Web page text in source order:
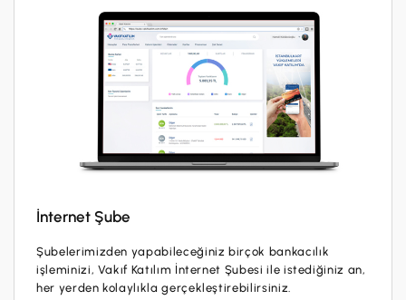
İnternet Şube
Şubelerimizden yapabileceğiniz birçok bankacılık
işleminizi, Vakıf Katılım İnternet Şubesi ile istediğiniz an,
her yerden kolaylıkla gerçekleştirebilirsiniz.